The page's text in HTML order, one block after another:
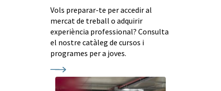
Vols preparar-te per accedir al
mercat de treball o adquirir
experiència professional? Consulta
el nostre catàleg de cursos i
programes per a joves.